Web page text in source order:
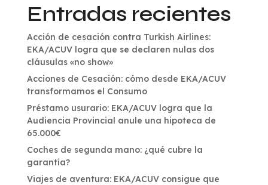
Entradas recientes
Acción de cesación contra Turkish Airlines:
EKA/ACUV logra que se declaren nulas dos
cláusulas «no show»
Acciones de Cesación: cómo desde EKA/ACUV
transformamos el Consumo
Préstamo usurario: EKA/ACUV logra que la
Audiencia Provincial anule una hipoteca de
65.000€
Coches de segunda mano: ¿qué cubre la
garantía?
Viajes de aventura: EKA/ACUV consigue que